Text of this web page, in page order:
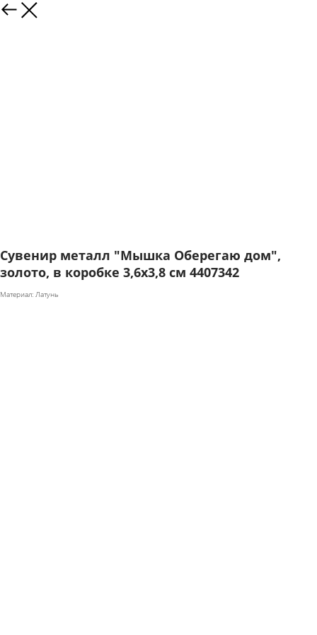
Сувенир металл "Мышка Оберегаю дом",
золото, в коробке 3,6х3,8 см 4407342
Материал: Латунь